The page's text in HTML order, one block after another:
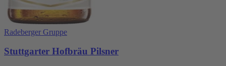
Radeberger Gruppe
Stuttgarter Hofbräu Pilsner